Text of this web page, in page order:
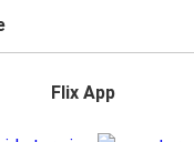
Flix App